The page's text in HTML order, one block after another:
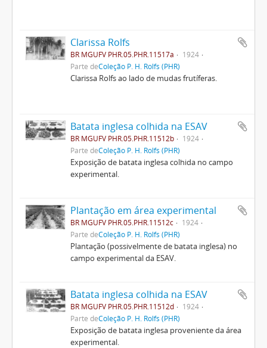
Clarissa Rolfs
BR MGUFV PHR.05.PHR.11517a
1924
Parte deColeção P. H. Rolfs (PHR)
Clarissa Rolfs ao lado de mudas frutíferas.
Batata inglesa colhida na ESAV
BR MGUFV PHR.05.PHR.11512b
1924
Parte deColeção P. H. Rolfs (PHR)
Exposição de batata inglesa colhida no campo
experimental.
Plantação em área experimental
BR MGUFV PHR.05.PHR.11512c
1924
Parte deColeção P. H. Rolfs (PHR)
Plantação (possivelmente de batata inglesa) no
campo experimental da ESAV.
Batata inglesa colhida na ESAV
BR MGUFV PHR.05.PHR.11512d
1924
Parte deColeção P. H. Rolfs (PHR)
Exposição de batata inglesa proveniente da área
experimental.